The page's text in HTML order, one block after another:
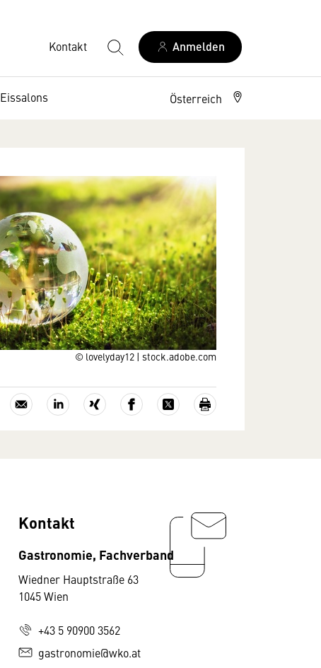
Kontakt Anmelden
Eissalons Österreich
© lovelyday12 | stock.adobe.com
Kontakt
Gastronomie, Fachverband
Wiedner Hauptstraße 63
1045 Wien
+43 5 90900 3562
gastronomie@wko.at